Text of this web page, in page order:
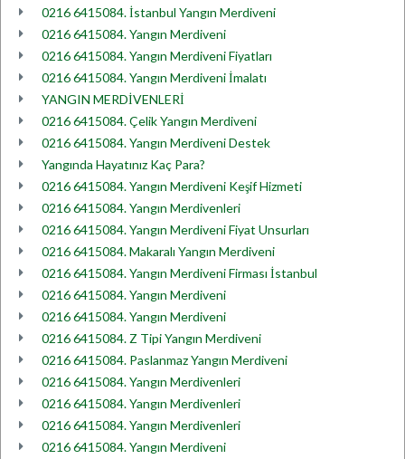
0216 6415084. İstanbul Yangın Merdiveni
0216 6415084. Yangın Merdiveni
0216 6415084. Yangın Merdiveni Fiyatları
0216 6415084. Yangın Merdiveni İmalatı
YANGIN MERDİVENLERİ
0216 6415084. Çelik Yangın Merdiveni
0216 6415084. Yangın Merdiveni Destek
Yangında Hayatınız Kaç Para?
0216 6415084. Yangın Merdiveni Keşif Hizmeti
0216 6415084. Yangın Merdivenleri
0216 6415084. Yangın Merdiveni Fiyat Unsurları
0216 6415084. Makaralı Yangın Merdiveni
0216 6415084. Yangın Merdiveni Firması İstanbul
0216 6415084. Yangın Merdiveni
0216 6415084. Yangın Merdiveni
0216 6415084. Z Tipi Yangın Merdiveni
0216 6415084. Paslanmaz Yangın Merdiveni
0216 6415084. Yangın Merdivenleri
0216 6415084. Yangın Merdivenleri
0216 6415084. Yangın Merdivenleri
0216 6415084. Yangın Merdiveni